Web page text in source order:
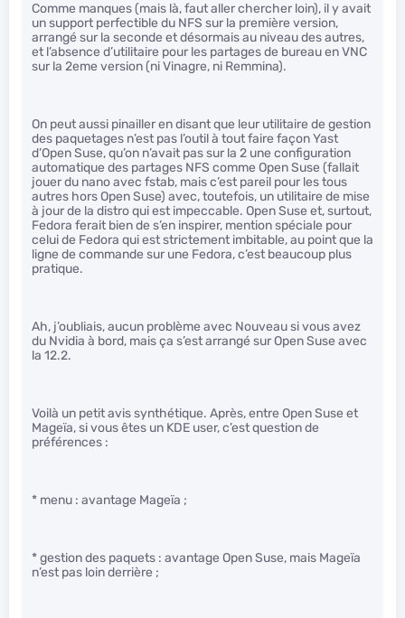
Comme manques (mais là, faut aller chercher loin), il y avait
un support perfectible du NFS sur la première version,
arrangé sur la seconde et désormais au niveau des autres,
et l’absence d’utilitaire pour les partages de bureau en VNC
sur la 2eme version (ni Vinagre, ni Remmina).
On peut aussi pinailler en disant que leur utilitaire de gestion
des paquetages n’est pas l’outil à tout faire façon Yast
d’Open Suse, qu’on n’avait pas sur la 2 une configuration
automatique des partages NFS comme Open Suse (fallait
jouer du nano avec fstab, mais c’est pareil pour les tous
autres hors Open Suse) avec, toutefois, un utilitaire de mise
à jour de la distro qui est impeccable. Open Suse et, surtout,
Fedora ferait bien de s’en inspirer, mention spéciale pour
celui de Fedora qui est strictement imbitable, au point que la
ligne de commande sur une Fedora, c’est beaucoup plus
pratique.
Ah, j’oubliais, aucun problème avec Nouveau si vous avez
du Nvidia à bord, mais ça s’est arrangé sur Open Suse avec
la 12.2.
Voilà un petit avis synthétique. Après, entre Open Suse et
Mageïa, si vous êtes un KDE user, c’est question de
préférences :
* menu : avantage Mageïa ;
* gestion des paquets : avantage Open Suse, mais Mageïa
n’est pas loin derrière ;